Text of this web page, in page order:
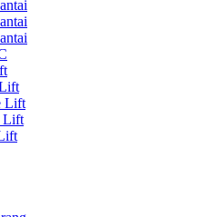
Lift
Lift